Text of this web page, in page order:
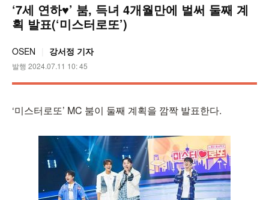
‘7세 연하♥︎’ 붐, 득녀 4개월만에 벌써 둘째 계
획 발표(‘미스터로또’)
OSEN 강서정 기자
발행 2024.07.11 10: 45
‘미스터로또’ MC 붐이 둘째 계획을 깜짝 발표한다.